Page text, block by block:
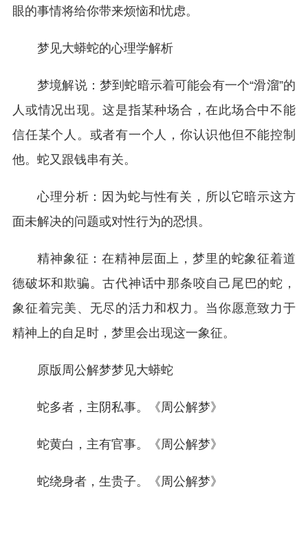
眼的事情将给你带来烦恼和忧虑。
梦见大蟒蛇的心理学解析
梦境解说：梦到蛇暗示着可能会有一个“滑溜”的
人或情况出现。这是指某种场合，在此场合中不能
信任某个人。或者有一个人，你认识他但不能控制
他。蛇又跟钱串有关。
心理分析：因为蛇与性有关，所以它暗示这方
面未解决的问题或对性行为的恐惧。
精神象征：在精神层面上，梦里的蛇象征着道
德破坏和欺骗。古代神话中那条咬自己尾巴的蛇，
象征着完美、无尽的活力和权力。当你愿意致力于
精神上的自足时，梦里会出现这一象征。
原版周公解梦梦见大蟒蛇
蛇多者，主阴私事。《周公解梦》
蛇黄白，主有官事。《周公解梦》
蛇绕身者，生贵子。《周公解梦》